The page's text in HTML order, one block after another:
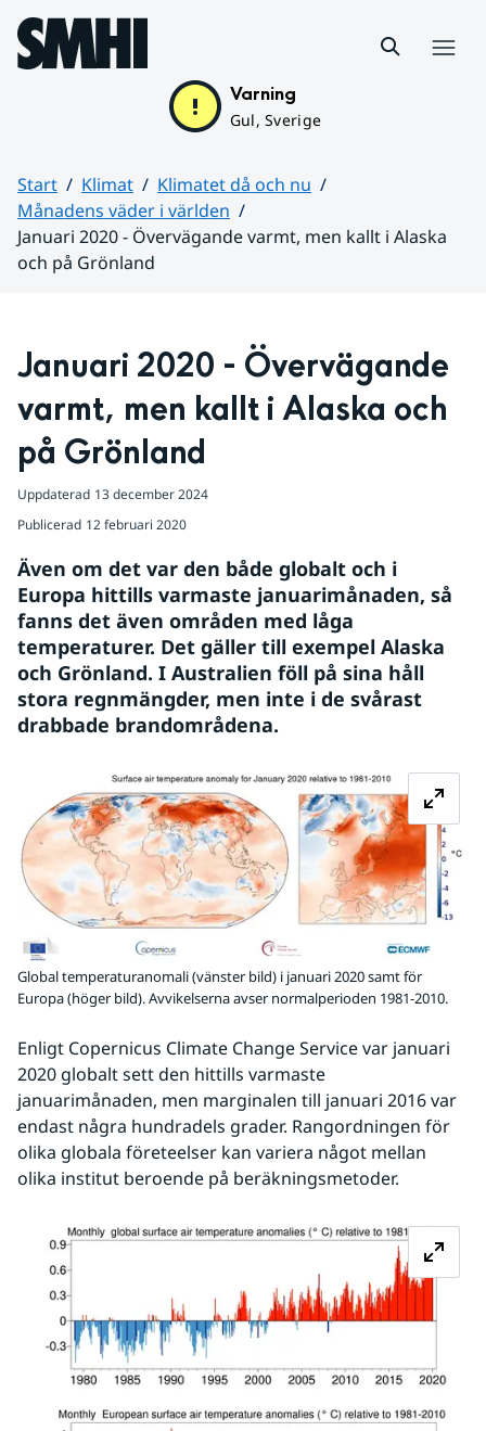
Hoppa till sidans innehåll
Varning
Gul, Sverige
Start Klimat
Klimatet då och nu
Månadens väder i världen
Januari 2020 - Övervägande varmt, men kallt i Alaska
och på Grönland
Januari 2020 - Övervägande
varmt, men kallt i Alaska och
på Grönland
Uppdaterad 13 december 2024
Publicerad 12 februari 2020
Även om det var den både globalt och i
Europa hittills varmaste januarimånaden, så
fanns det även områden med låga
temperaturer. Det gäller till exempel Alaska
och Grönland. I Australien föll på sina håll
stora regnmängder, men inte i de svårast
drabbade brandområdena.
Global temperaturanomali (vänster bild) i januari 2020 samt för
Europa (höger bild). Avvikelserna avser normalperioden 1981-2010.
Enligt Copernicus Climate Change Service var januari
2020 globalt sett den hittills varmaste
januarimånaden, men marginalen till januari 2016 var
endast några hundradels grader. Rangordningen för
olika globala företeelser kan variera något mellan
olika institut beroende på beräkningsmetoder.